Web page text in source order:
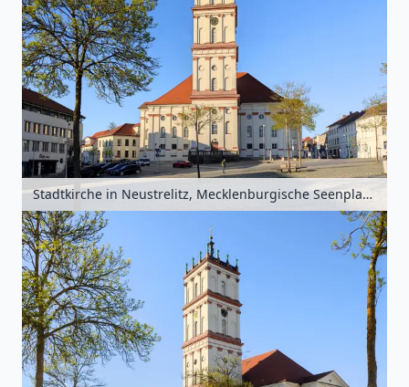
Stadtkirche in Neustrelitz, Mecklenburgische Seenplatte, Mecklenburg-Vorpommern, Deutschland